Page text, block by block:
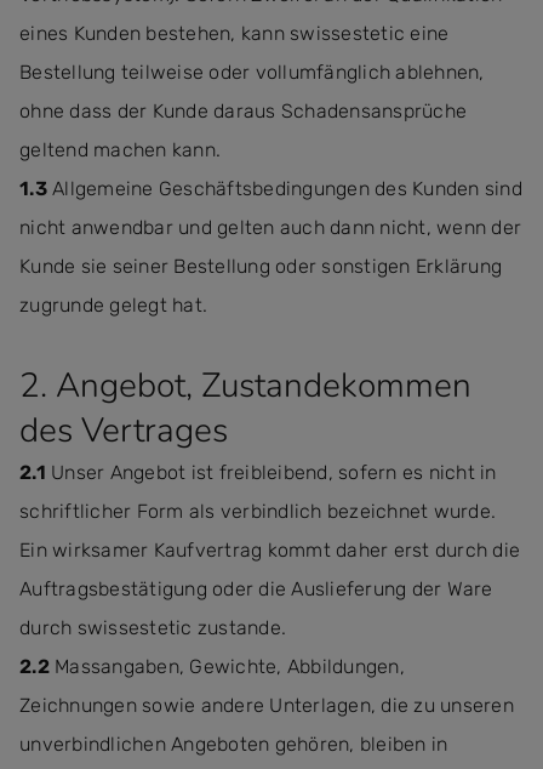
eines Kunden bestehen, kann swissestetic eine
Bestellung teilweise oder vollumfänglich ablehnen,
ohne dass der Kunde daraus Schadensansprüche
geltend machen kann.
1.3Allgemeine Geschäftsbedingungen des Kunden sind
nicht anwendbar und gelten auch dann nicht, wenn der
Kunde sie seiner Bestellung oder sonstigen Erklärung
zugrunde gelegt hat.
2. Angebot, Zustandekommen
des Vertrages
2.1 Unser Angebot ist freibleibend, sofern es nicht in
schriftlicher Form als verbindlich bezeichnet wurde.
Ein wirksamer Kaufvertrag kommt daher erst durch die
Auftragsbestätigung oder die Auslieferung der Ware
durch swissestetic zustande.
2.2Massangaben, Gewichte, Abbildungen,
Zeichnungen sowie andere Unterlagen, die zu unseren
unverbindlichen Angeboten gehören, bleiben in